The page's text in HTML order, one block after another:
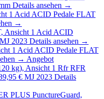
Details ansehen →
Acid ACID Pedale FLAT
→
Acid ACID
MJ 2023 Details ansehen →
Acid ACID Pedale FLAT
→ Angebot
Rfr RFR
€ MJ 2023 Details